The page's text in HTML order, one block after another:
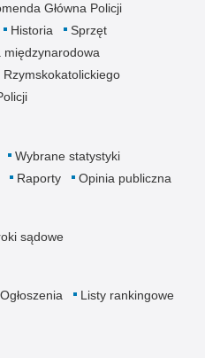
Główna Policji
Historia
Sprzęt
międzynarodowa
Rzymskokatolickiego
Wybrane statystyki
Raporty Opinia publiczna
sądowe
Ogłoszenia
Listy rankingowe